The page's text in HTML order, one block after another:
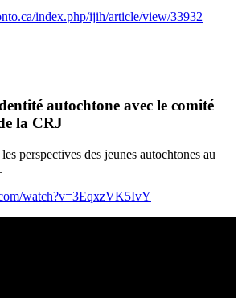
index.php/ijih/article/view/33932
autochtone avec le comité
la CRJ
perspectives des jeunes autochtones au
watch?v=3EqxzVK5IvY